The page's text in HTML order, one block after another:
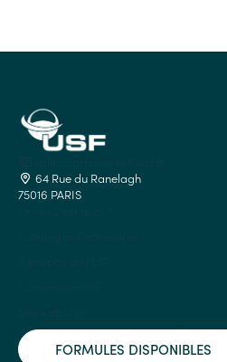
64 Rue du Ranelagh
75016 PARIS
FORMULES DISPONIBLES